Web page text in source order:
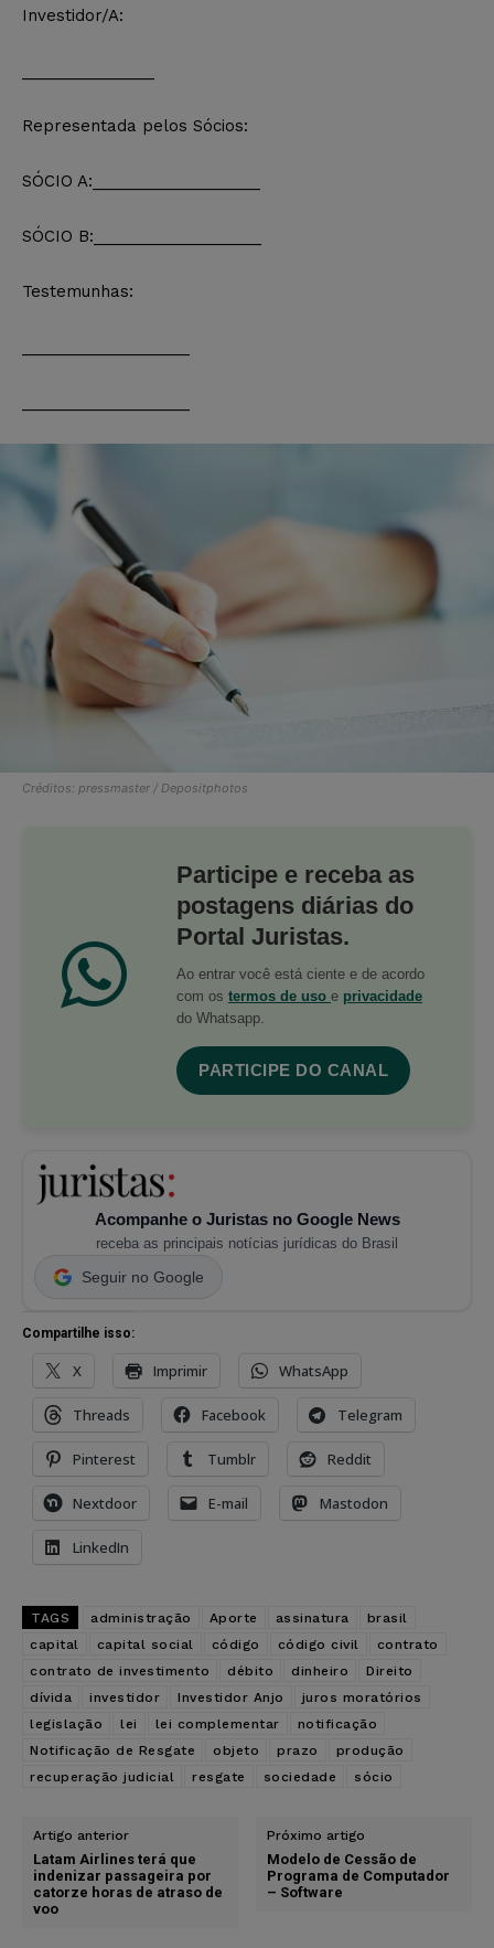
Investidor/A:
Representada pelos Sócios:
SÓCIO A:___________________
SÓCIO B:___________________
Testemunhas:
Créditos: pressmaster / Depositphotos
Participe e receba as
postagens diárias do
Portal Juristas.
Ao entrar você está ciente e de acordo
com os termos de uso e privacidade
do Whatsapp.
PARTICIPE DO CANAL
Acompanhe o Juristas no Google News
receba as principais notícias jurídicas do Brasil
Seguir no Google
Compartilhe isso:
X Imprimir WhatsApp
Threads Facebook Telegram
Pinterest Tumblr Reddit
Nextdoor E-mail Mastodon
LinkedIn
TAGS administração Aporte assinatura
brasil
capital
capital social código código civil
contrato
contrato de investimento
débito dinheiro
Direito
dívida
investidor Investidor Anjo
juros moratórios
legislação
lei lei complementar
notificação
Notificação de Resgate
objeto prazo
produção
recuperação judicial
resgate sociedade sócio
Artigo anterior
Latam Airlines terá que
indenizar passageira por
catorze horas de atraso de
voo
Próximo artigo
Modelo de Cessão de
Programa de Computador
– Software